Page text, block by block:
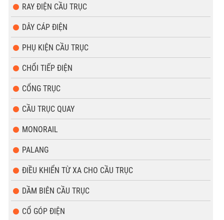
RAY ĐIỆN CẦU TRỤC
DÂY CÁP ĐIỆN
PHỤ KIỆN CẦU TRỤC
CHỔI TIẾP ĐIỆN
CỔNG TRỤC
CẦU TRỤC QUAY
MONORAIL
PALANG
ĐIỀU KHIỂN TỪ XA CHO CẦU TRỤC
DẦM BIÊN CẦU TRỤC
CỔ GÓP ĐIỆN